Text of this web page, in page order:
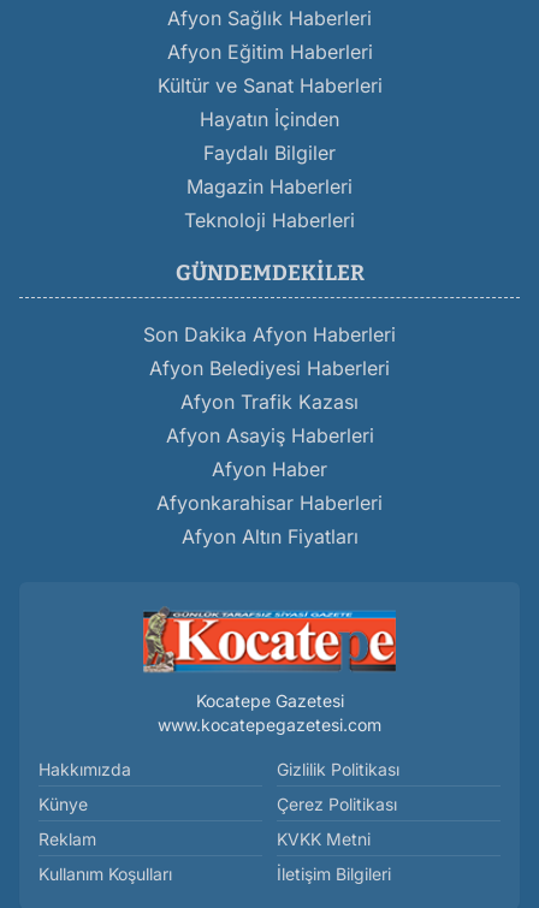
Afyon Sağlık Haberleri
Afyon Eğitim Haberleri
Kültür ve Sanat Haberleri
Hayatın İçinden
Faydalı Bilgiler
Magazin Haberleri
Teknoloji Haberleri
GÜNDEMDEKILER
Son Dakika Afyon Haberleri
Afyon Belediyesi Haberleri
Afyon Trafik Kazası
Afyon Asayiş Haberleri
Afyon Haber
Afyonkarahisar Haberleri
Afyon Altın Fiyatları
Kocatepe Gazetesi
www.kocatepegazetesi.com
Hakkımızda
Künye
Reklam
Kullanım Koşulları
Gizlilik Politikası
Çerez Politikası
KVKK Metni
İletişim Bilgileri